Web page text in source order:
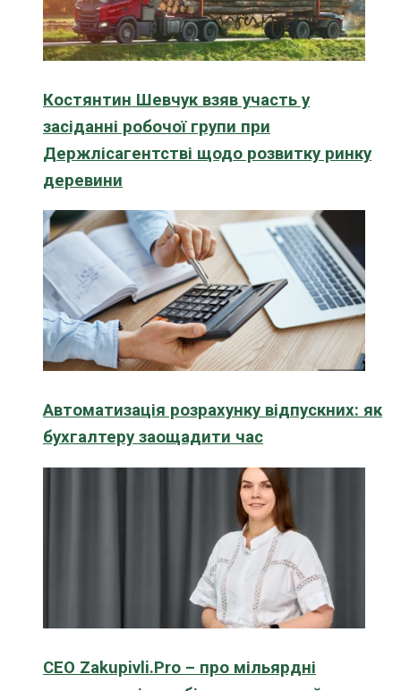
Костянтин Шевчук взяв участь у
засіданні робочої групи при
Держлісагентстві щодо розвитку ринку
деревини
Автоматизація розрахунку відпускних: як
бухгалтеру заощадити час
CEO Zakupivli.Pro – про мільярдні